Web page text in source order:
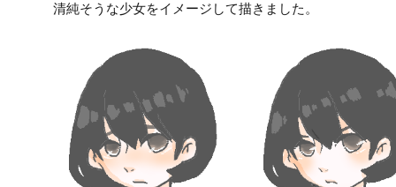
清純そうな少女をイメージして描きました。